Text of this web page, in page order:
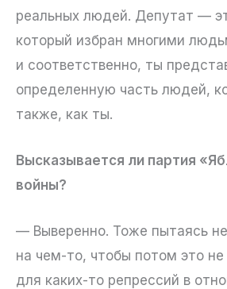
реальных людей. Депутат —
который избран многими
и соответственно, ты
определенную часть людей,
также, как ты.
Высказывается ли партия
войны?
— Выверенно. Тоже пытаясь
на чем-то, чтобы потом это не
для каких-то репрессий в